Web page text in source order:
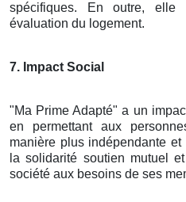
spécifiques. En outre, elle
évaluation du logement.
7. Impact Social
"Ma Prime Adapté" a un
en permettant aux
manière plus indépendante
la solidarité soutien mutuel
société aux besoins de ses